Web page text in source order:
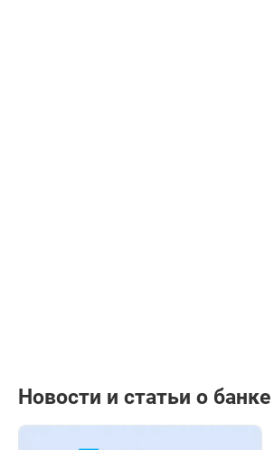
Новости и статьи о банке